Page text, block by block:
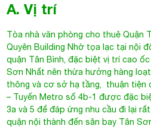
A. Vị trí
Tòa nhà văn phòng cho thuê Quận
Quyên Building Nhờ tọa lạc tại nội
quận Tân Bình, đặc biệt vị trí cao
Sơn Nhất nên thừa hưởng hàng loạt
thông và cơ sở hạ tầng, thuận tiện
– Tuyến Metro số 4b-1 được đặc
3a và 5 để đáp ứng nhu cầu đi lại
quận nội thành đến sân bay Tân